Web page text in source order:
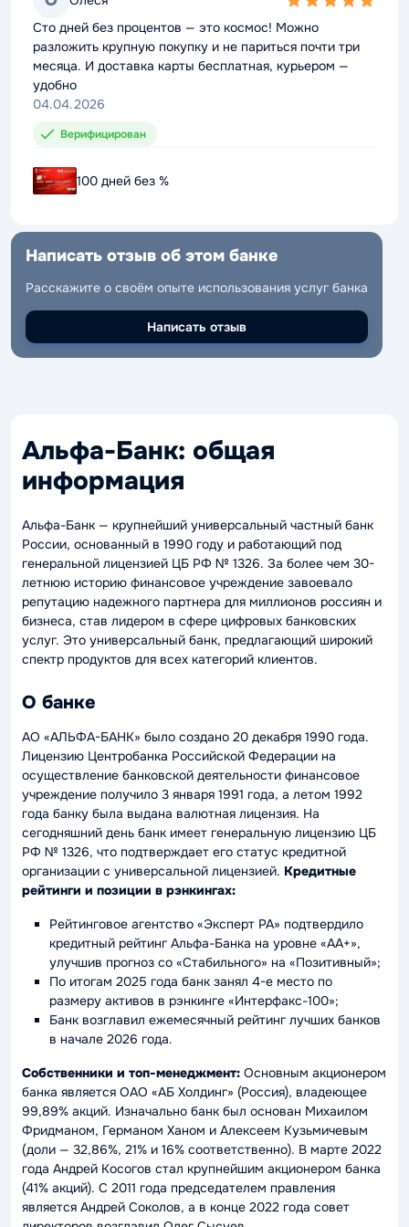
5,0
rating
Сто дней без процентов — это космос! Можно
разложить крупную покупку и не париться почти три
месяца. И доставка карты бесплатная, курьером —
удобно
04.04.2026
Верифицирован
100 дней без %
Написать отзыв об этом банке
Расскажите о своём опыте использования услуг банка
Написать отзыв
5,0
rating
Сто дней без процентов — это космос! Можно
разложить крупную покупку и не париться почти три
месяца. И доставка карты бесплатная, курьером —
удобно
04.04.2026
Верифицирован
100 дней без %
Написать отзыв об этом банке
Расскажите о своём опыте использования услуг банка
Написать отзыв
Альфа-Банк: общая
информация
Альфа-Банк — крупнейший универсальный частный банк
России, основанный в 1990 году и работающий под
генеральной лицензией ЦБ РФ № 1326. За более чем 30-
летнюю историю финансовое учреждение завоевало
репутацию надежного партнера для миллионов россиян и
бизнеса, став лидером в сфере цифровых банковских
услуг. Это универсальный банк, предлагающий широкий
спектр продуктов для всех категорий клиентов.
О банке
АО «АЛЬФА-БАНК» было создано 20 декабря 1990 года.
Лицензию Центробанка Российской Федерации на
осуществление банковской деятельности финансовое
учреждение получило 3 января 1991 года, а летом 1992
года банку была выдана валютная лицензия. На
сегодняшний день банк имеет генеральную лицензию ЦБ
РФ № 1326, что подтверждает его статус кредитной
организации с универсальной лицензией. Кредитные
рейтинги и позиции в рэнкингах:
Рейтинговое агентство «Эксперт РА» подтвердило
кредитный рейтинг Альфа-Банка на уровне «AA+»,
улучшив прогноз со «Стабильного» на «Позитивный»;
По итогам 2025 года банк занял 4-е место по
размеру активов в рэнкинге «Интерфакс-100»;
Банк возглавил ежемесячный рейтинг лучших банков
в начале 2026 года.
Собственники и топ-менеджмент: Основным акционером
банка является ОАО «АБ Холдинг» (Россия), владеющее
99,89% акций. Изначально банк был основан Михаилом
Фридманом, Германом Ханом и Алексеем Кузьмичевым
(доли — 32,86%, 21% и 16% соответственно). В марте 2022
года Андрей Косогов стал крупнейшим акционером банка
(41% акций). С 2011 года председателем правления
является Андрей Соколов, а в конце 2022 года совет